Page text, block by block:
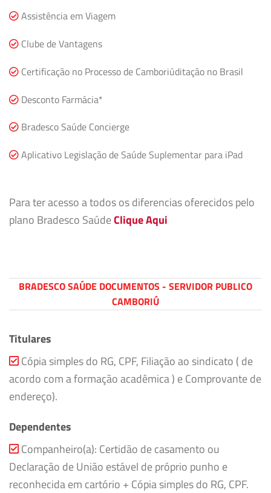
Assistência em Viagem
Clube de Vantagens
Certificação no Processo de Camboriúditação no Brasil
Desconto Farmácia*
Bradesco Saúde Concierge
Aplicativo Legislação de Saúde Suplementar para iPad
Para ter acesso a todos os diferencias oferecidos pelo
plano Bradesco SaúdeClique Aqui
BRADESCO SAÚDE DOCUMENTOS - SERVIDOR PUBLICO
CAMBORIÚ
Titulares
Cópia simples do RG, CPF, Filiação ao sindicato ( de
acordo com a formação acadêmica ) e Comprovante de
endereço).
Dependentes
Companheiro(a): Certidão de casamento ou
Declaração de União estável de próprio punho e
reconhecida em cartório + Cópia simples do RG, CPF.